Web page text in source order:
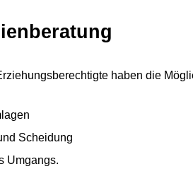
haben die
Scheidung
Umgangs.